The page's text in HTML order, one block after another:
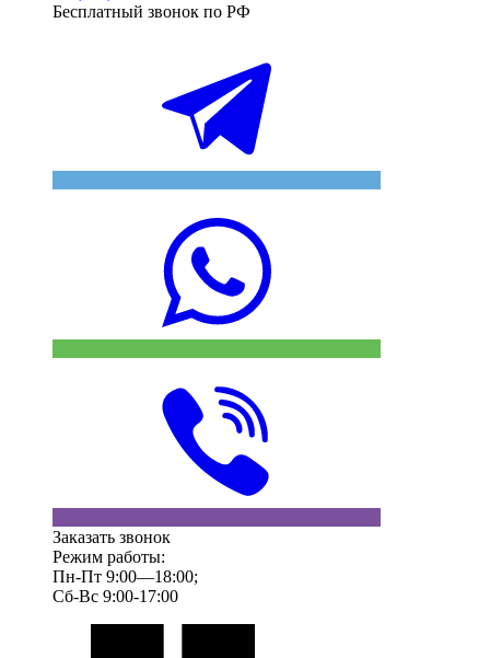
Бесплатный звонок по РФ
Заказать звонок
Режим работы:
Пн-Пт 9:00—18:00;
Сб-Вс 9:00-17:00